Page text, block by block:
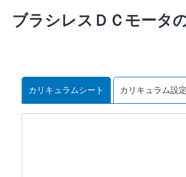
ブラシレスＤＣモータ
カリキュラムシート カリキュラム設